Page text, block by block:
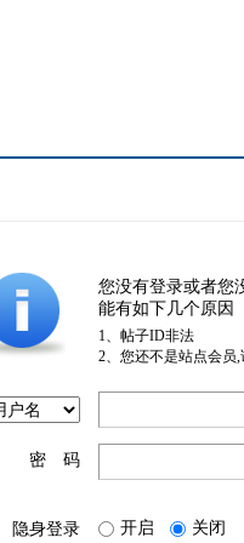
您没有登录或者您
能有如下几个原因
1、帖子ID非法
2、您还不是站点会员
密 码
隐身登录 开启 关闭